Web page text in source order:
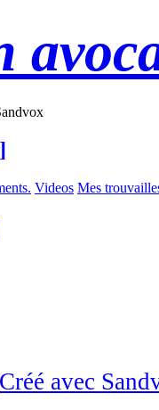
Videos Mes
Créé avec